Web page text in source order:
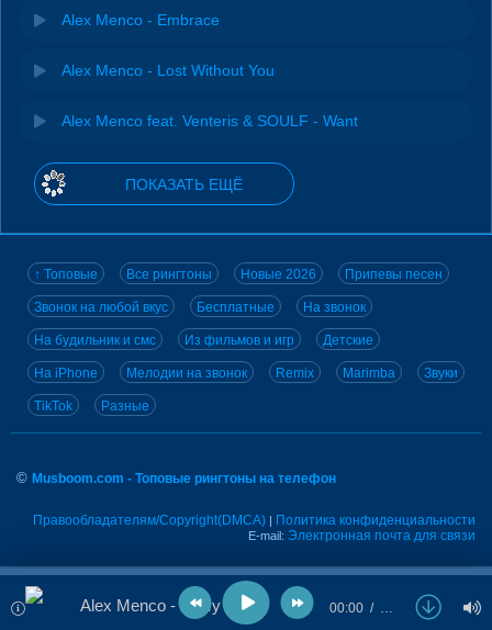
Alex Menco - Embrace
Alex Menco - Lost Without You
Alex Menco feat. Venteris & SOULF - Want
ПОКАЗАТЬ ЕЩЁ
↑ Топовые Все рингтоны Новые 2026 Припевы песен
Звонок на любой вкус Бесплатные На звонок
На будильник и смс Из фильмов и игр Детские
На iPhone Мелодии на звонок Remix Marimba Звуки
TikTok Разные
© Musboom.com - Топовые рингтоны на телефон
Правообладателям/Copyright(DMCA) | Политика конфиденциальности
E-mail: Электронная почта для связи
Alex Menco - In My Mind 00:00 …